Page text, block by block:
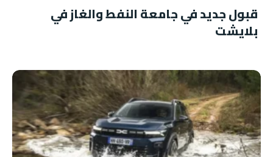
قبول جديد في جامعة النفط والغاز في
بلايشت